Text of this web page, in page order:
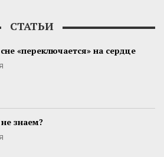
СТАТЬИ
«переключается» на сердце
знаем?